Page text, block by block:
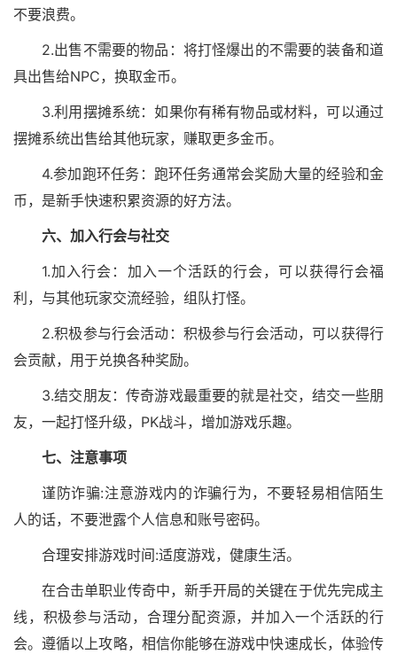
不要浪费。
2.出售不需要的物品：将打怪爆出的不需要的装备和道
具出售给NPC，换取金币。
3.利用摆摊系统：如果你有稀有物品或材料，可以通过
摆摊系统出售给其他玩家，赚取更多金币。
4.参加跑环任务：跑环任务通常会奖励大量的经验和金
币，是新手快速积累资源的好方法。
六、加入行会与社交
1.加入行会：加入一个活跃的行会，可以获得行会福
利，与其他玩家交流经验，组队打怪。
2.积极参与行会活动：积极参与行会活动，可以获得行
会贡献，用于兑换各种奖励。
3.结交朋友：传奇游戏最重要的就是社交，结交一些朋
友，一起打怪升级，PK战斗，增加游戏乐趣。
七、注意事项
谨防诈骗:注意游戏内的诈骗行为，不要轻易相信陌生
人的话，不要泄露个人信息和账号密码。
合理安排游戏时间:适度游戏，健康生活。
在合击单职业传奇中，新手开局的关键在于优先完成主
线，积极参与活动，合理分配资源，并加入一个活跃的行
会。遵循以上攻略，相信你能够在游戏中快速成长，体验传